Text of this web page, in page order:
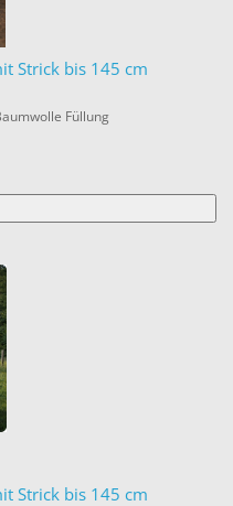
Strick bis 145 cm
Füllung
Strick bis 145 cm